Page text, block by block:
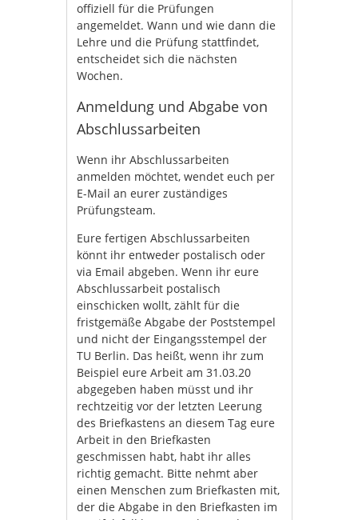
offiziell für die Prüfungen
angemeldet. Wann und wie dann die
Lehre und die Prüfung stattfindet,
entscheidet sich die nächsten
Wochen.
Anmeldung und Abgabe von
Abschlussarbeiten
Wenn ihr Abschlussarbeiten
anmelden möchtet, wendet euch per
E-Mail an eurer zuständiges
Prüfungsteam.
Eure fertigen Abschlussarbeiten
könnt ihr entweder postalisch oder
via Email abgeben. Wenn ihr eure
Abschlussarbeit postalisch
einschicken wollt, zählt für die
fristgemäße Abgabe der Poststempel
und nicht der Eingangsstempel der
TU Berlin. Das heißt, wenn ihr zum
Beispiel eure Arbeit am 31.03.20
abgegeben haben müsst und ihr
rechtzeitig vor der letzten Leerung
des Briefkastens an diesem Tag eure
Arbeit in den Briefkasten
geschmissen habt, habt ihr alles
richtig gemacht. Bitte nehmt aber
einen Menschen zum Briefkasten mit,
der die Abgabe in den Briefkasten im